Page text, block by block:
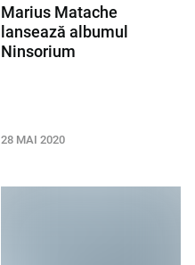
Marius Matache
lansează albumul
Ninsorium
28 MAI 2020